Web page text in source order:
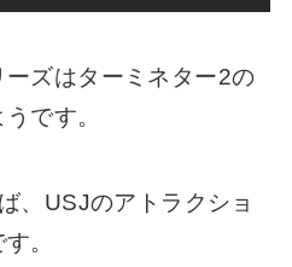
ズはターミネター2の
です。
、USJのアトラクショ
。